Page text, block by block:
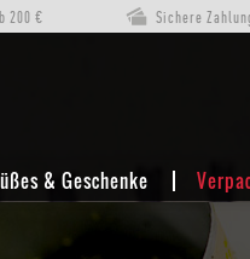
200 € Sichere
& Geschenke